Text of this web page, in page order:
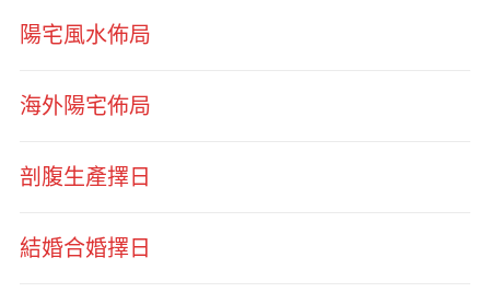
陽宅風水佈局
海外陽宅佈局
剖腹生產擇日
結婚合婚擇日